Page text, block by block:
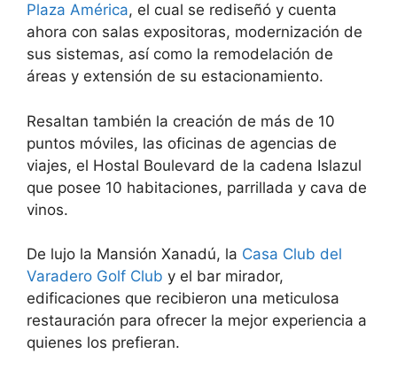
Plaza América, el cual se rediseñó y cuenta
ahora con salas expositoras, modernización de
sus sistemas, así como la remodelación de
áreas y extensión de su estacionamiento.
Resaltan también la creación de más de 10
puntos móviles, las oficinas de agencias de
viajes, el Hostal Boulevard de la cadena Islazul
que posee 10 habitaciones, parrillada y cava de
vinos.
De lujo la Mansión Xanadú, la Casa Club del
Varadero Golf Club y el bar mirador,
edificaciones que recibieron una meticulosa
restauración para ofrecer la mejor experiencia a
quienes los prefieran.